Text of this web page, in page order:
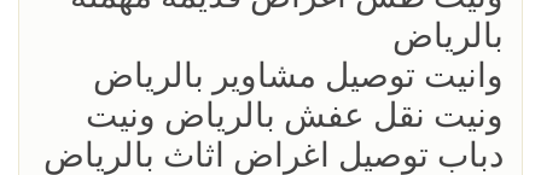
بالرياض
وانيت توصيل مشاوير بالرياض
ونيت نقل عفش بالرياض ونيت
دباب توصيل اغراض اثاث بالرياض